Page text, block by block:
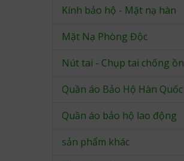
Kính bảo hộ - Mặt nạ hàn
Mặt Nạ Phòng Độc
Nút tai - Chụp tai chống ồn
Quần áo Bảo Hộ Hàn Quốc
Quần áo bảo hộ lao động
sản phẩm khác